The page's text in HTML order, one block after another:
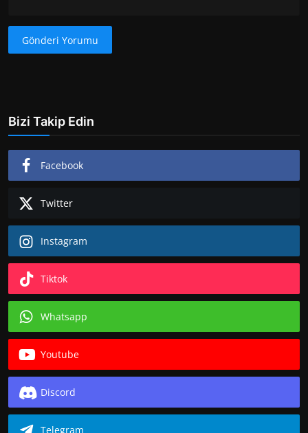
Gönderi Yorumu
Bizi Takip Edin
Facebook
Twitter
Instagram
Tiktok
Whatsapp
Youtube
Discord
Telegram